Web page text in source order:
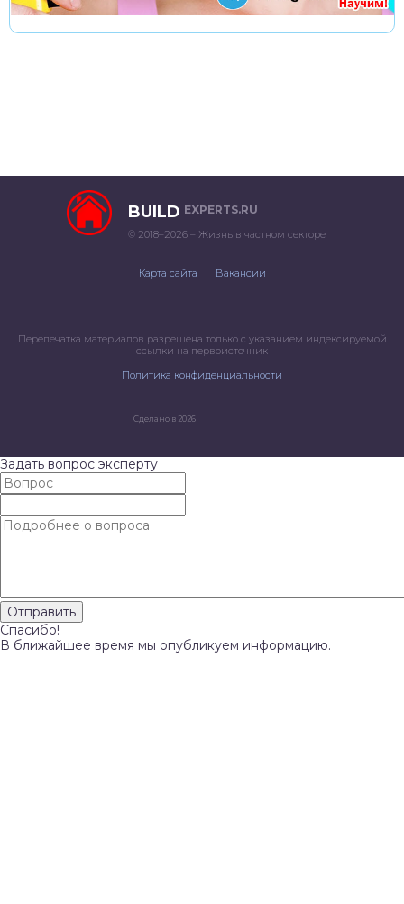
BUILD EXPERTS.RU
© 2018–2026 – Жизнь в частном секторе
Карта сайта Вакансии
Перепечатка материалов разрешена только с указанием индексируемой
ссылки на первоисточник
Политика конфиденциальности
Сделано в 2026
Задать вопрос эксперту
Спасибо!
В ближайшее время мы опубликуем информацию.